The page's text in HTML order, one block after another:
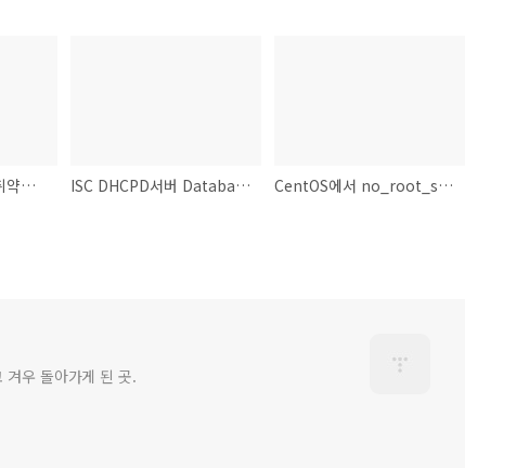
심각한 리눅스 커널 취약점! Dirty Cow (CVE-2016-5195) ISC DHCPD서버 Database(MySQL)으로 관리하기 CentOS에서 no_root_squash,no_all_squash 안먹힐때...
겨우 돌아가게 된 곳.